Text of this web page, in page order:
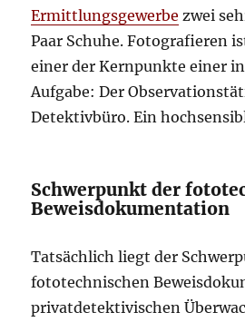
Ermittlungsgewerbe zwei
Paar Schuhe. Fotografieren
einer der Kernpunkte einer
Aufgabe: Der
Detektivbüro. Ein
Schwerpunkt der
Beweisdokumentation
Tatsächlich liegt der
fototechnischen
privatdetektivischen